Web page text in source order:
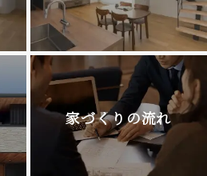
家づくりの流れ